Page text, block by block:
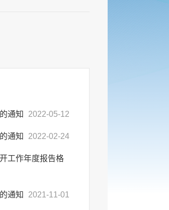
通知 2022-05-12
通知 2022-02-24
工作年度报告格
通知 2021-11-01